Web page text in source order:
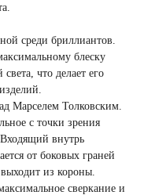
среди бриллиантов.
блеску
что делает его
Марселем Толковским.
с точки зрения
внутрь
от боковых граней
из короны.
сверкание и